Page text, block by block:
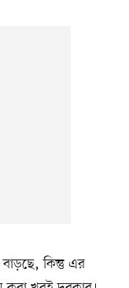
কিন্তু এর